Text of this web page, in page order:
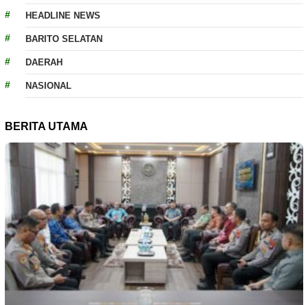
HEADLINE NEWS
BARITO SELATAN
DAERAH
NASIONAL
BERITA UTAMA